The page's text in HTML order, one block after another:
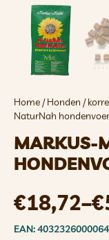
Home /Honden /
NaturNah hondenvoer
MARKUS-
€18,72–€
EAN: 4032326000064